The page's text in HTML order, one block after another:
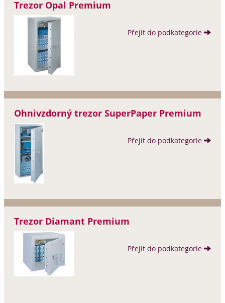
Trezor Opal Premium
Přejít do podkategorie
Ohnivzdorný trezor SuperPaper Premium
Přejít do podkategorie
Trezor Diamant Premium
Přejít do podkategorie